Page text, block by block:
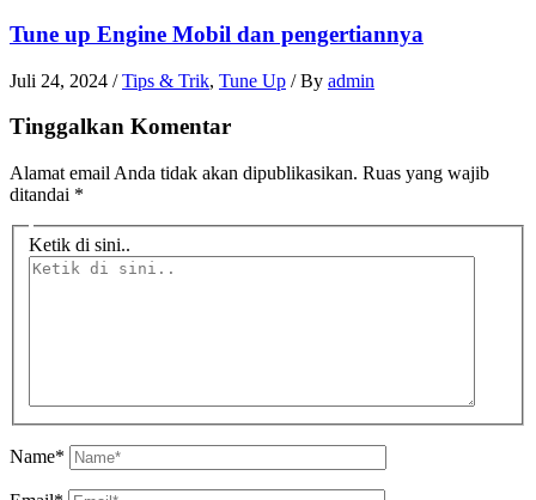
Tune up Engine Mobil dan pengertiannya
Juli 24, 2024 /Tips & Trik, Tune Up / By admin
Tinggalkan Komentar
Alamat email Anda tidak akan dipublikasikan. Ruas yang wajib
ditandai *
Ketik di sini..
Name*